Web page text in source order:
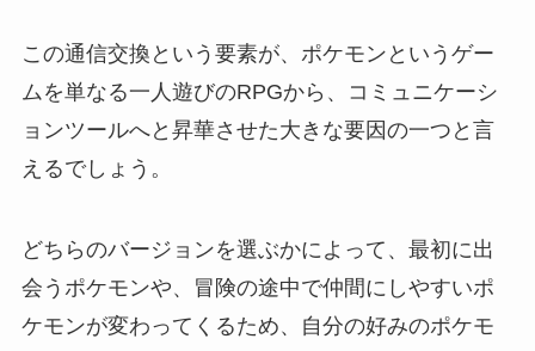
この通信交換という要素が、ポケモンというゲー
ムを単なる一人遊びのRPGから、コミュニケーシ
ョンツールへと昇華させた大きな要因の一つと言
えるでしょう。
どちらのバージョンを選ぶかによって、最初に出
会うポケモンや、冒険の途中で仲間にしやすいポ
ケモンが変わってくるため、自分の好みのポケモ